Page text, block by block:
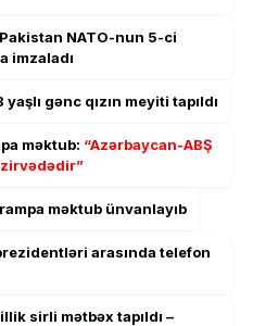
NATO-nun 5-ci
imzaladı
gənc qızın meyiti tapıldı
məktub: “Azərbaycan-ABŞ
məktub ünvanlayıb
arasında telefon
sirli mətbəx tapıldı –